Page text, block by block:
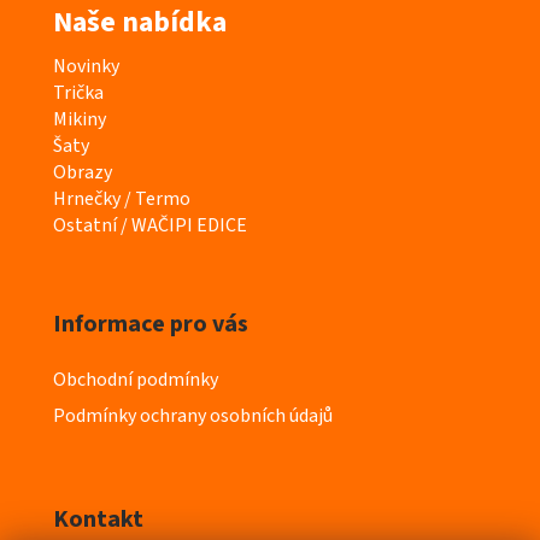
Naše nabídka
K
a
t
e
g
o
r
Novinky
Trička
Mikiny
Šaty
Obrazy
Hrnečky / Termo
Ostatní / WAČIPI EDICE
Informace pro vás
Obchodní podmínky
Podmínky ochrany osobních údajů
Kontakt